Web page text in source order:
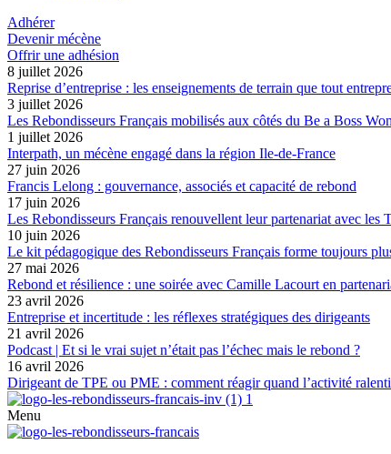
Adhérer
Devenir mécène
Offrir une adhésion
8 juillet 2026
Reprise d’entreprise : les enseignements de terrain que tout
3 juillet 2026
Les Rebondisseurs Français mobilisés aux côtés du Be a Boss
1 juillet 2026
Interpath, un mécène engagé dans la région Ile-de-France
27 juin 2026
Francis Lelong : gouvernance, associés et capacité de rebond
17 juin 2026
Les Rebondisseurs Français renouvellent leur partenariat avec
10 juin 2026
Le kit pédagogique des Rebondisseurs Français forme toujours
27 mai 2026
Rebond et résilience : une soirée avec Camille Lacourt en
23 avril 2026
Entreprise et incertitude : les réflexes stratégiques des dirigeants
21 avril 2026
Podcast | Et si le vrai sujet n’était pas l’échec mais le rebond ?
16 avril 2026
Dirigeant de TPE ou PME : comment réagir quand l’activité
Menu